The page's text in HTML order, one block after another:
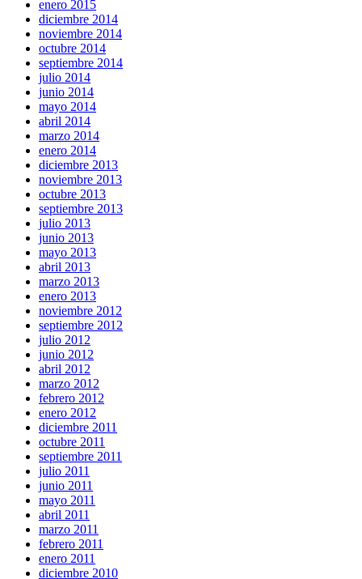
enero 2015
diciembre 2014
noviembre 2014
octubre 2014
septiembre 2014
julio 2014
junio 2014
mayo 2014
abril 2014
marzo 2014
enero 2014
diciembre 2013
noviembre 2013
octubre 2013
septiembre 2013
julio 2013
junio 2013
mayo 2013
abril 2013
marzo 2013
enero 2013
noviembre 2012
septiembre 2012
julio 2012
junio 2012
abril 2012
marzo 2012
febrero 2012
enero 2012
diciembre 2011
octubre 2011
septiembre 2011
julio 2011
junio 2011
mayo 2011
abril 2011
marzo 2011
febrero 2011
enero 2011
diciembre 2010